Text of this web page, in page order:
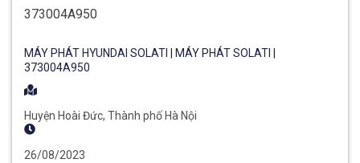
MÁY PHÁT HYUNDAI SOLATI | MÁY PHÁT SOLATI |
373004A950
Huyện Hoài Đức, Thành phố Hà Nội
26/08/2023